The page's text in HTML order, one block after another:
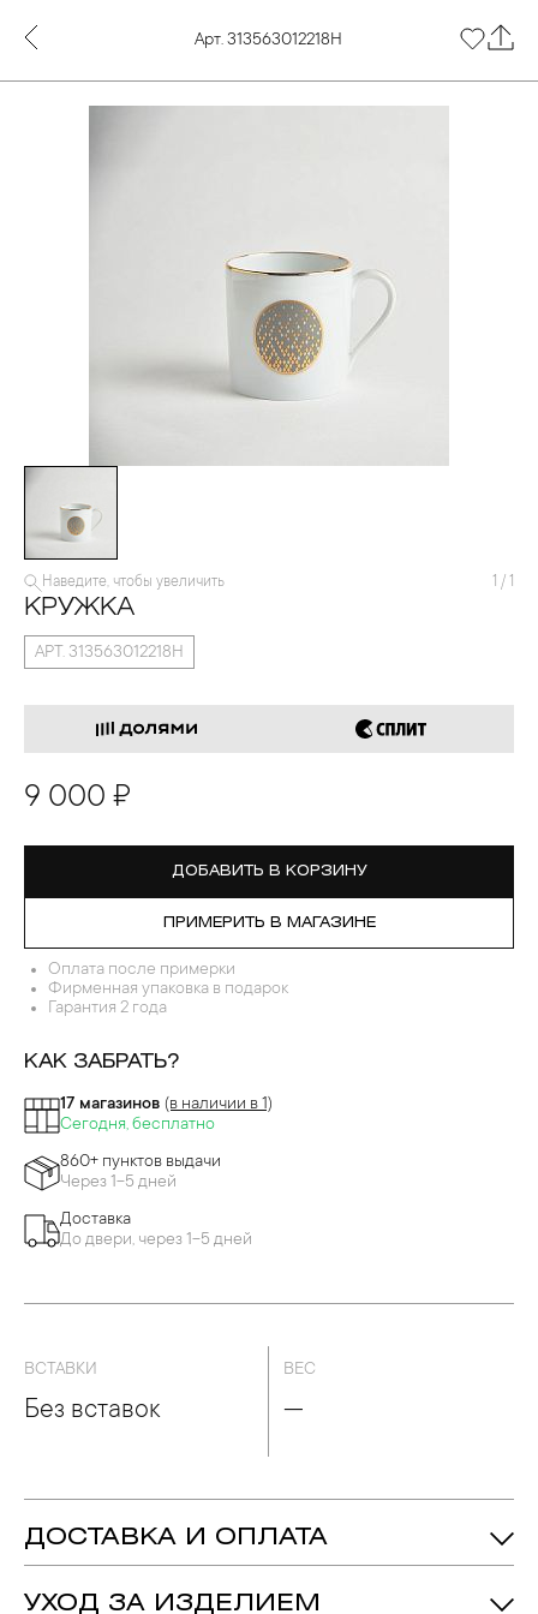
Арт. 313563012218Н
Наведите, чтобы увеличить 1 / 1
КРУЖКА
АРТ. 313563012218Н
9 000 ₽
ДОБАВИТЬ В КОРЗИНУ
ПРИМЕРИТЬ В МАГАЗИНЕ
Оплата после примерки
Фирменная упаковка в подарок
Гарантия 2 года
КАК ЗАБРАТЬ?
17 магазинов (в наличии в 1)
Сегодня, бесплатно
860+ пунктов выдачи
Через 1-5 дней
Доставка
До двери, через 1-5 дней
ВСТАВКИ
Без вставок
ВЕС
—
ДОСТАВКА И ОПЛАТА
УХОД ЗА ИЗДЕЛИЕМ